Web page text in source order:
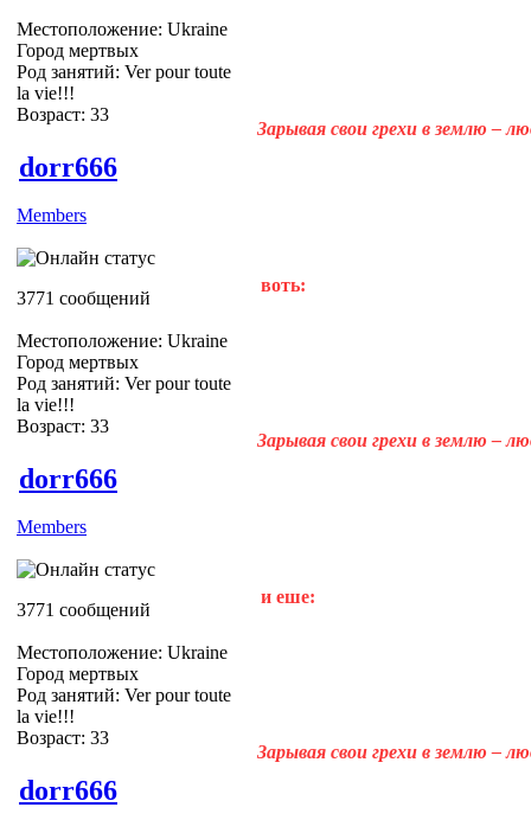
Местоположение: Ukraine
Город мертвых
Род занятий: Ver pour toute
la vie!!!
Возраст: 33
Зарывая свои грехи в землю –
dorr666
Members
3771 сообщений
Местоположение: Ukraine
Город мертвых
Род занятий: Ver pour toute
la vie!!!
Возраст: 33
воть:
Зарывая свои грехи в землю –
dorr666
Members
3771 сообщений
Местоположение: Ukraine
Город мертвых
Род занятий: Ver pour toute
la vie!!!
Возраст: 33
и еше:
Зарывая свои грехи в землю –
dorr666